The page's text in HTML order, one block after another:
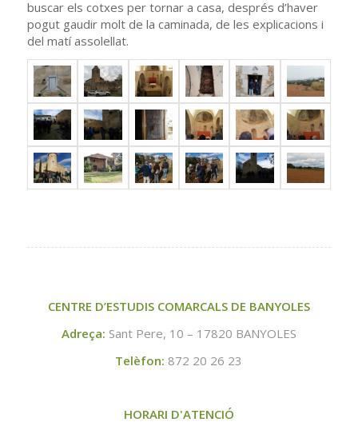
buscar els cotxes per tornar a casa, després d’haver
pogut gaudir molt de la caminada, de les explicacions i
del matí assolellat.
CENTRE D’ESTUDIS COMARCALS DE BANYOLES
Adreça: Sant Pere, 10 – 17820 BANYOLES
Telèfon: 872 20 26 23
HORARI D'ATENCIÓ